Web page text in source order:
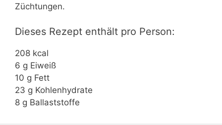
Züchtungen.
Dieses Rezept enthält pro Person:
208 kcal
6 g Eiweiß
10 g Fett
23 g Kohlenhydrate
8 g Ballaststoffe